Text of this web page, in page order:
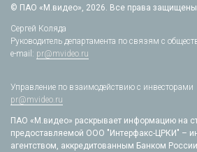
© ПАО «М.видео», 2026. Все права
Сергей Коляда
Руководитель департамента по связям с
e-mail: pr@mvideo.ru
Управление по взаимодействию с инвесторами
pr@mvideo.ru
ПАО «М.видео» раскрывает информацию на
предоставляемой ООО "Интерфакс-ЦРКИ" –
агентством, аккредитованным Банком